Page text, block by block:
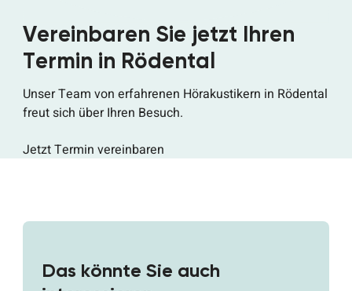
Vereinbaren Sie jetzt Ihren
Termin in Rödental
Unser Team von erfahrenen Hörakustikern in Rödental
freut sich über Ihren Besuch.
Jetzt Termin vereinbaren
Das könnte Sie auch